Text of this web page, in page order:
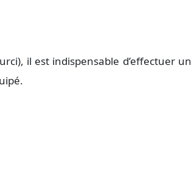
il est indispensable d’effectuer